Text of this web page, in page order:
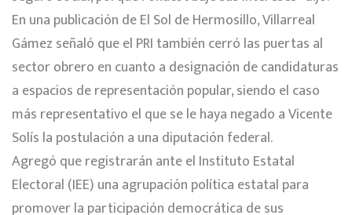
En una publicación de El Sol de Hermosillo, Villarreal
Gámez señaló que el PRI también cerró las puertas al
sector obrero en cuanto a designación de candidaturas
a espacios de representación popular, siendo el caso
más representativo el que se le haya negado a Vicente
Solís la postulación a una diputación federal.
Agregó que registrarán ante el Instituto Estatal
Electoral (IEE) una agrupación política estatal para
promover la participación democrática de sus